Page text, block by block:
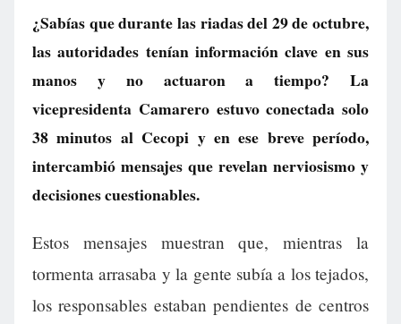
¿Sabías que durante las riadas del 29 de octubre,
las autoridades tenían información clave en sus
manos y no actuaron a tiempo? La
vicepresidenta Camarero estuvo conectada solo
38 minutos al Cecopi y en ese breve período,
intercambió mensajes que revelan nerviosismo y
decisiones cuestionables.
Estos mensajes muestran que, mientras la
tormenta arrasaba y la gente subía a los tejados,
los responsables estaban pendientes de centros